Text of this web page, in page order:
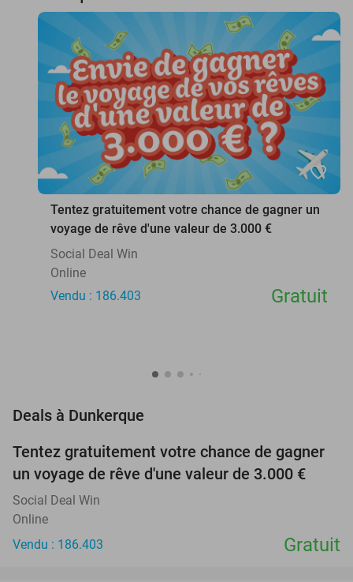
favorite_border
Tentez gratuitement votre chance de gagner un
voyage de rêve d'une valeur de 3.000 €
Social Deal Win
Online
Vendu : 186.403
Gratuit
Deals à Dunkerque
Tentez gratuitement votre chance de gagner
un voyage de rêve d'une valeur de 3.000 €
Social Deal Win
Online
Vendu : 186.403
Gratuit